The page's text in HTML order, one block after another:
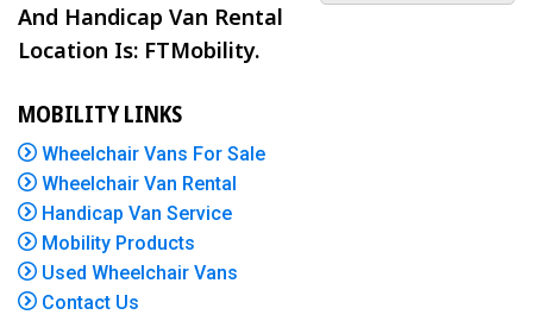
And Handicap Van Rental
Location Is: FTMobility.
MOBILITY LINKS
Wheelchair Vans For Sale
Wheelchair Van Rental
Handicap Van Service
Mobility Products
Used Wheelchair Vans
Contact Us